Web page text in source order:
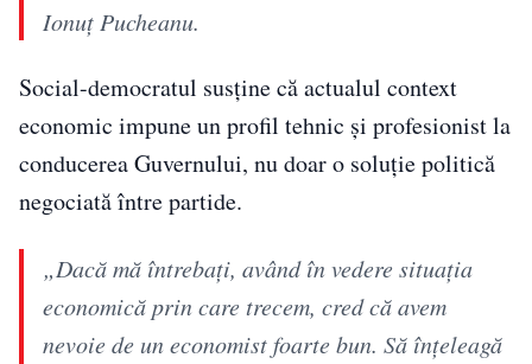
Ionuț Pucheanu.
Social-democratul susține că actualul context
economic impune un profil tehnic și profesionist la
conducerea Guvernului, nu doar o soluție politică
negociată între partide.
„Dacă mă întrebați, având în vedere situația
economică prin care trecem, cred că avem
nevoie de un economist foarte bun. Să înțeleagă